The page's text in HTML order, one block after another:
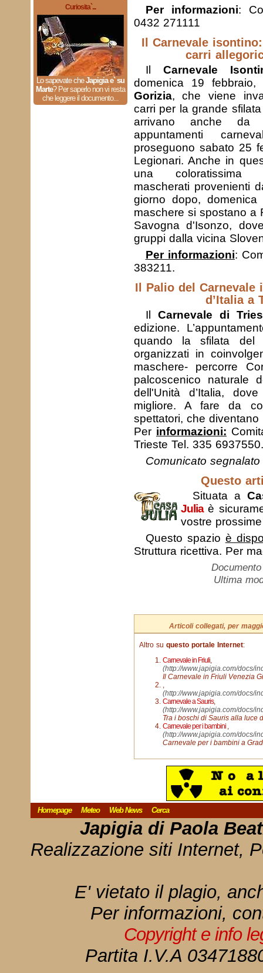
Curiosita`...
Lo sapevate cheJapigia e` su
Marte? Per saperlo non vi resta
che leggere il documento...
Per informazioni:
0432 271111
Il Carnevale
carri
Il Carnevale
domenica 19
Gorizia, che viene
carri per la grande
arrivano anche da
appuntamenti
proseguono sabato 25
Legionari. Anche in
una coloratissima
mascherati provenienti
giorno dopo,
maschere si spostano a
Savogna d'Isonzo,
gruppi dalla vicina
Per informazioni:
383211.
Il Palio del Carnevale
d’Italia a
Il Carnevale di
edizione.
quando la sfilata del
organizzati in
maschere- percorre
palcoscenico naturale
dell'Unità d’Italia,
migliore. A fare da
spettatori, che
Per informazioni:
Trieste Tel. 335 6937550.
Comunicato
Questo
Situata a
Juliaè
vostre
Questo spazio è
Struttura ricettiva. Per
Ultima
Articoli collegati, per
Altro su questo portale Internet:
Carnevale in Friuli,
(http://www.japigia.com/docs/
Il Carnevale in Friuli Venezia
,
(http://www.japigia.com/docs/
Carnevale a Sauris,
(http://www.japigia.com/docs/
Tra i boschi di Sauris alla luce
Carnevale per i bambini ,
(http://www.japigia.com/docs/
Carnevale per i bambini a
Homepage Meteo Web News Cerca
Japigia di Paola
Realizzazione siti Internet,
E' vietato il plagio,
Per informazioni,
Copyright e info
Partita I.V.A